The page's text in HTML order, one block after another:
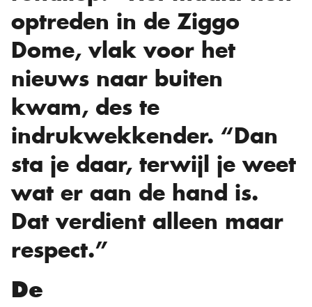
optreden in de Ziggo
Dome, vlak voor het
nieuws naar buiten
kwam, des te
indrukwekkender. “Dan
sta je daar, terwijl je weet
wat er aan de hand is.
Dat verdient alleen maar
respect.”
De toekomst